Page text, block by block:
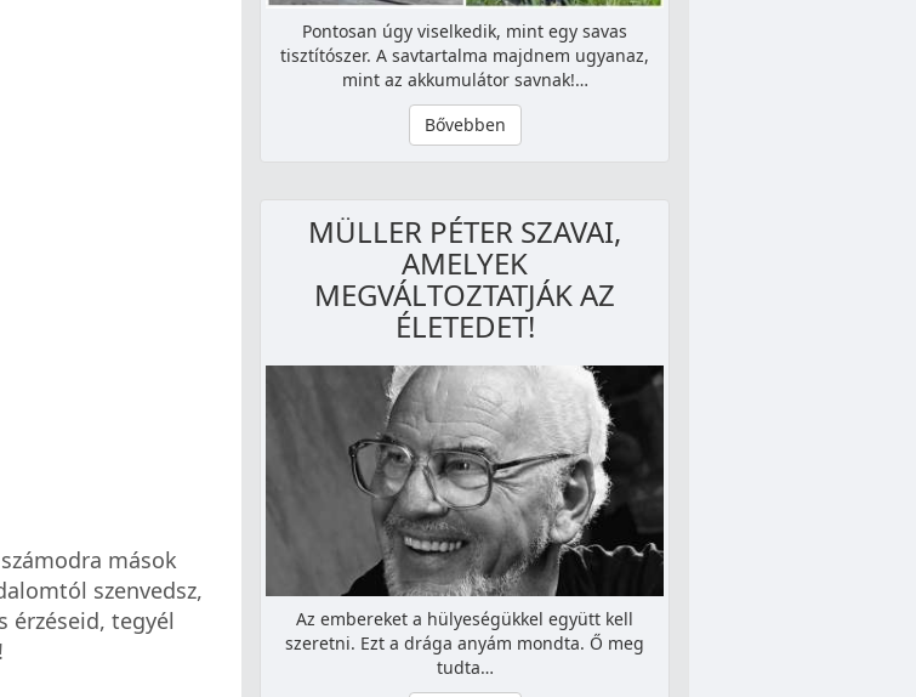
mások
szenvedsz,
érzéseid, tegyél
Pontosan úgy viselkedik, mint egy savas
tisztítószer. A savtartalma majdnem ugyanaz,
mint az akkumulátor savnak!…
Bővebben
MÜLLER PÉTER SZAVAI,
AMELYEK
MEGVÁLTOZTATJÁK AZ
ÉLETEDET!
Az embereket a hülyeségükkel együtt kell
szeretni. Ezt a drága anyám mondta. Ő meg
tudta…